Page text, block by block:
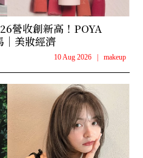
營收創新高！POYA
美妝經濟
10 Aug 2026 makeup